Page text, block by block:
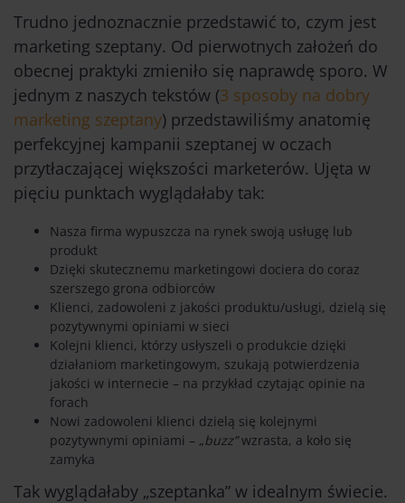
Trudno jednoznacznie przedstawić to, czym jest
marketing szeptany. Od pierwotnych założeń do
obecnej praktyki zmieniło się naprawdę sporo. W
jednym z naszych tekstów (3 sposoby na dobry
marketing szeptany) przedstawiliśmy anatomię
perfekcyjnej kampanii szeptanej w oczach
przytłaczającej większości marketerów. Ujęta w
pięciu punktach wyglądałaby tak:
Nasza firma wypuszcza na rynek swoją usługę lub
produkt
Dzięki skutecznemu marketingowi dociera do coraz
szerszego grona odbiorców
Klienci, zadowoleni z jakości produktu/usługi, dzielą się
pozytywnymi opiniami w sieci
Kolejni klienci, którzy usłyszeli o produkcie dzięki
działaniom marketingowym, szukają potwierdzenia
jakości w internecie – na przykład czytając opinie na
forach
Nowi zadowoleni klienci dzielą się kolejnymi
pozytywnymi opiniami – „buzz”wzrasta, a koło się
zamyka
Tak wyglądałaby „szeptanka” w idealnym świecie.